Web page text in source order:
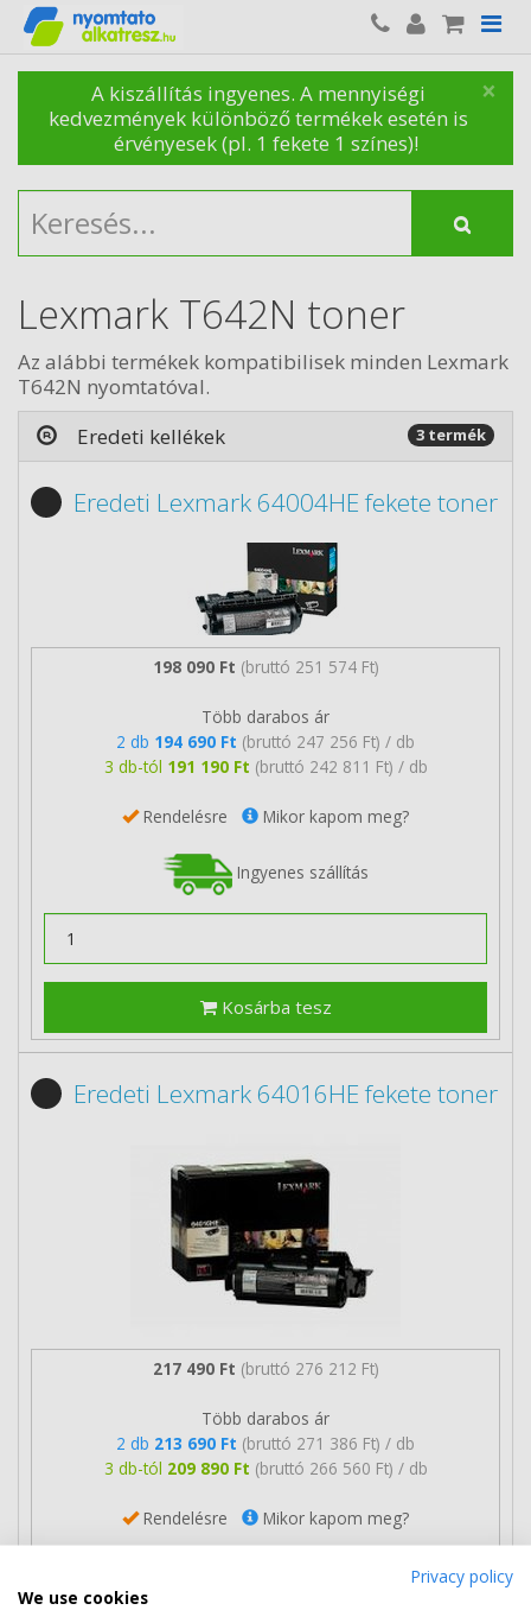
×
A kiszállítás ingyenes. A mennyiségi
kedvezmények különböző termékek esetén is
érvényesek (pl. 1 fekete 1 színes)!
Lexmark T642N toner
Az alábbi termékek kompatibilisek minden Lexmark
T642N nyomtatóval.
Eredeti kellékek
3 termék
Eredeti Lexmark 64004HE fekete toner
198 090 Ft (bruttó 251 574 Ft)
Több darabos ár
2 db 194 690 Ft (bruttó 247 256 Ft) / db
3 db-tól 191 190 Ft (bruttó 242 811 Ft) / db
Rendelésre Mikor kapom meg?
Ingyenes szállítás
Kosárba tesz
Eredeti Lexmark 64016HE fekete toner
217 490 Ft (bruttó 276 212 Ft)
Több darabos ár
2 db 213 690 Ft (bruttó 271 386 Ft) / db
3 db-tól 209 890 Ft (bruttó 266 560 Ft) / db
Rendelésre Mikor kapom meg?
Privacy policy
We use cookies